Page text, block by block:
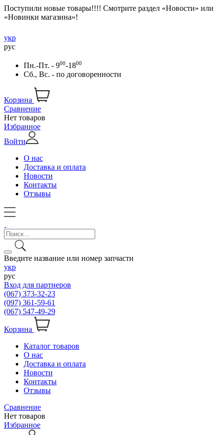
Поступили новые товары!!!! Смотрите раздел «Новости» или
«Новинки магазина»!
укр
рус
Пн.-Пт. - 900-1800
Сб., Вс. - по договоренности
Корзина
Сравнение
Нет товаров
Избранное
Войти
О нас
Доставка и оплата
Новости
Контакты
Отзывы
Введите название или номер запчасти
укр
рус
Вход для партнеров
(067) 373-32-23
(097) 361-59-61
(067) 547-49-29
Корзина
Каталог товаров
О нас
Доставка и оплата
Новости
Контакты
Отзывы
Сравнение
Нет товаров
Избранное